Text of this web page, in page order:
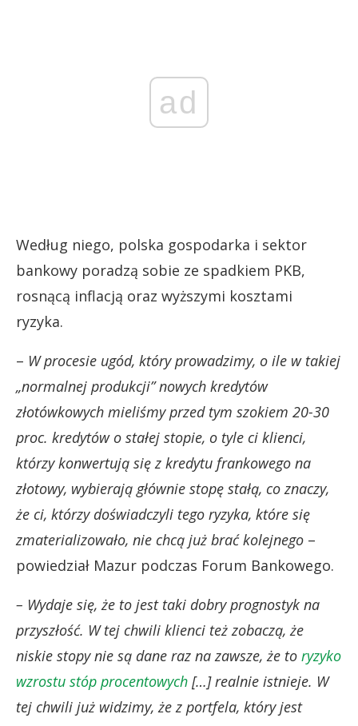
ad
Według niego, polska gospodarka i sektor
bankowy poradzą sobie ze spadkiem PKB,
rosnącą inflacją oraz wyższymi kosztami
ryzyka.
– W procesie ugód, który prowadzimy, o ile w takiej
„normalnej produkcji” nowych kredytów
złotówkowych mieliśmy przed tym szokiem 20-30
proc. kredytów o stałej stopie, o tyle ci klienci,
którzy konwertują się z kredytu frankowego na
złotowy, wybierają głównie stopę stałą, co znaczy,
że ci, którzy doświadczyli tego ryzyka, które się
zmaterializowało, nie chcą już brać kolejnego –
powiedział Mazur podczas Forum Bankowego.
– Wydaje się, że to jest taki dobry prognostyk na
przyszłość. W tej chwili klienci też zobaczą, że
niskie stopy nie są dane raz na zawsze, że to ryzyko
wzrostu stóp procentowych […] realnie istnieje. W
tej chwili już widzimy, że z portfela, który jest